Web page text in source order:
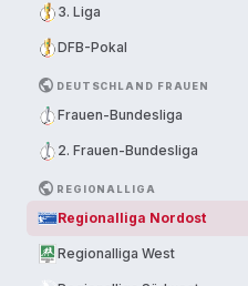
3. Liga
DFB-Pokal
PUBLIC DEUTSCHLAND FRAUEN
Frauen-Bundesliga
2. Frauen-Bundesliga
PUBLIC REGIONALLIGA
Regionalliga Nordost
Regionalliga West